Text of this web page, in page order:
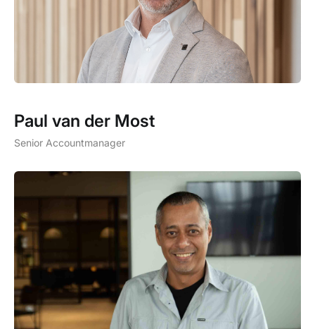
Paul van der Most
Senior Accountmanager